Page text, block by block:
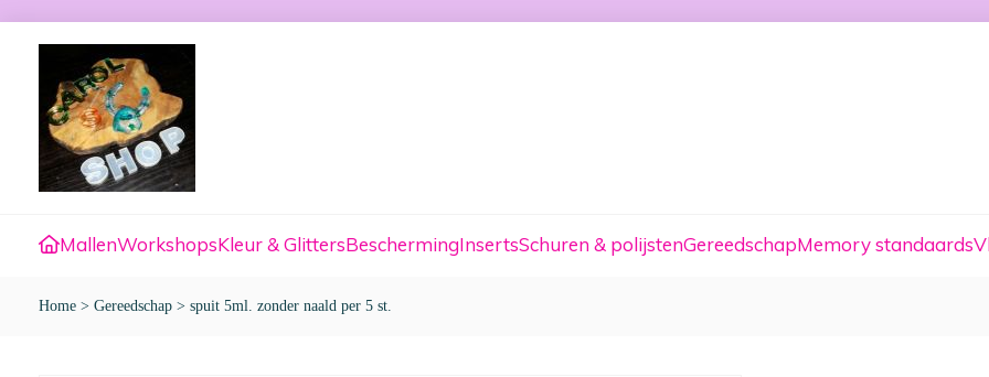
MallenWorkshopsKleur & GlittersBeschermingInsertsSchuren & polijstenGereedschapMemory standaards
Home > Gereedschap > spuit 5ml. zonder naald per 5 st.